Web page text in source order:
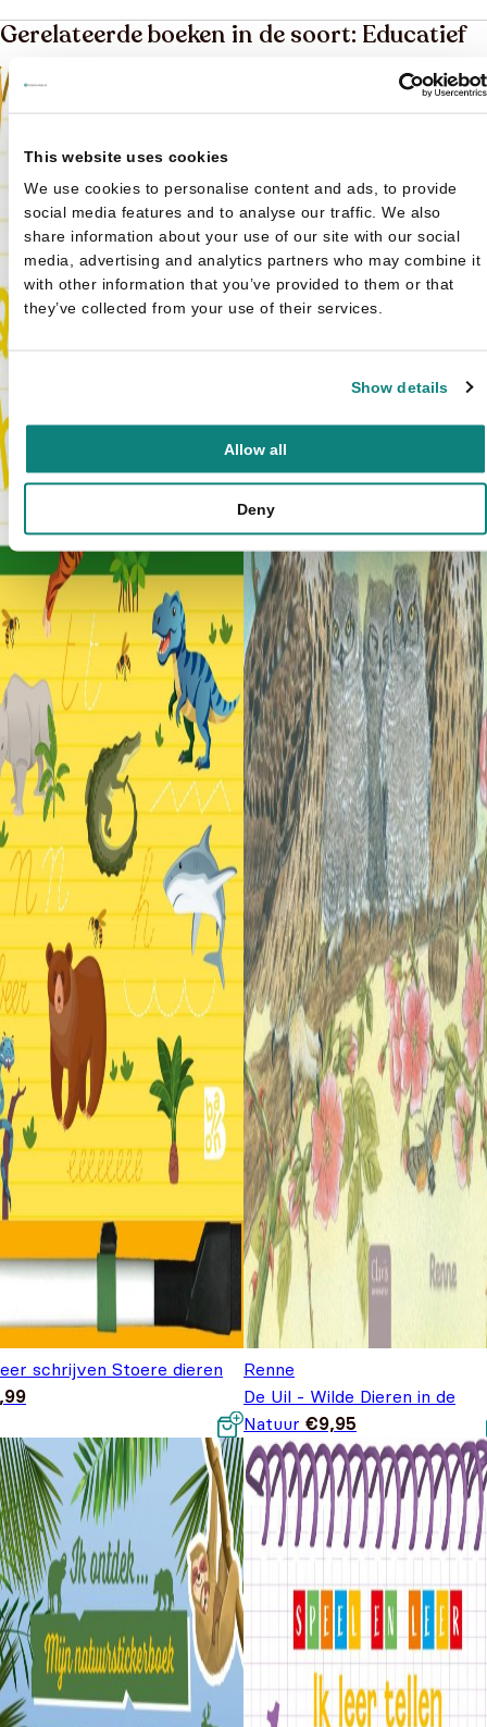
This website uses cookies
We use cookies to personalise content and ads, to provide
social media features and to analyse our traffic. We also
share information about your use of our site with our social
media, advertising and analytics partners who may combine it
with other information that you’ve provided to them or that
they’ve collected from your use of their services.
Show details
Allow all
Deny
Gerelateerde boeken in de soort: Educatief
schrijven Stoere dieren
Renne
De Uil - Wilde Dieren in de
Natuur €9,95